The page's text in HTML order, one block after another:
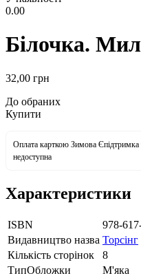
0.00
Білочка.
32,00 грн
До обраних
Купити
Оплата карткою Зимова
недоступна
Характеристики
ISBN
978-
Видавництво назва Торсінг
Кількість сторінок
8
ТипОбложки
М'яка